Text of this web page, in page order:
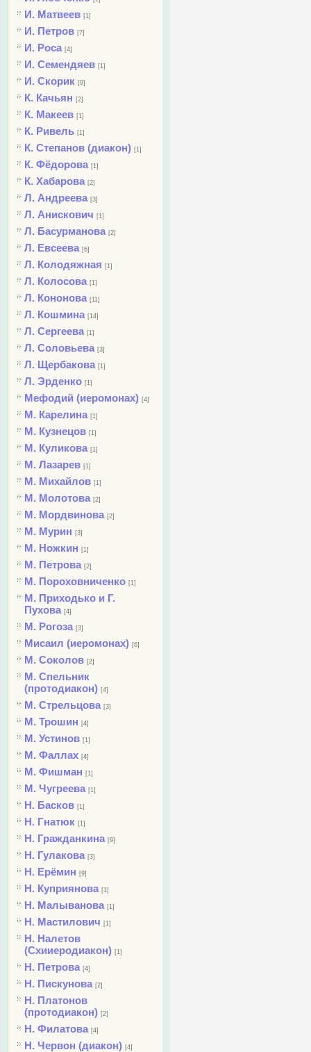
И. Матвеев [1]
И. Петров [7]
И. Роса [4]
И. Семендяев [1]
И. Скорик [9]
К. Качьян [2]
К. Макеев [1]
К. Ривель [1]
К. Степанов (диакон) [1]
К. Фёдорова [1]
К. Хабарова [2]
Л. Андреева [3]
Л. Анискович [1]
Л. Басурманова [2]
Л. Евсеева [6]
Л. Колодяжная [1]
Л. Колосова [1]
Л. Кононова [11]
Л. Кошмина [14]
Л. Сергеева [1]
Л. Соловьева [3]
Л. Щербакова [1]
Л. Эрденко [1]
Мефодий (иеромонах) [4]
М. Карелина [1]
М. Кузнецов [1]
М. Куликова [1]
М. Лазарев [1]
М. Михайлов [1]
М. Молотова [2]
М. Мордвинова [2]
М. Мурин [3]
М. Ножкин [1]
М. Петрова [2]
М. Пороховниченко [1]
М. Приходько и Г.
Пухова [4]
М. Рогоза [3]
Мисаил (иеромонах) [6]
М. Соколов [2]
М. Спельник
(протодиакон) [4]
М. Стрельцова [3]
М. Трошин [4]
М. Устинов [1]
М. Фаллах [4]
М. Фишман [1]
М. Чугреева [1]
Н. Басков [1]
Н. Гнатюк [1]
Н. Гражданкина [9]
Н. Гулакова [3]
Н. Ерёмин [9]
Н. Куприянова [1]
Н. Малыванова [1]
Н. Мастилович [1]
Н. Налетов
(Схииеродиакон) [1]
Н. Петрова [4]
Н. Пискунова [2]
Н. Платонов
(протодиакон) [2]
Н. Филатова [4]
Н. Червон (диакон) [4]